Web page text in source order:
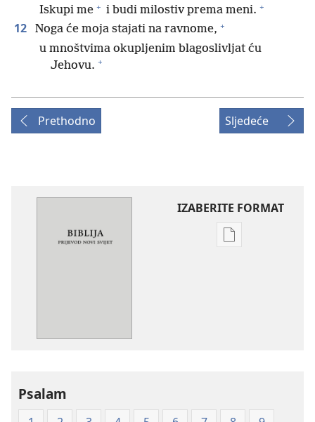
Iskupi me + i budi milostiv prema meni. +
12 Noga će moja stajati na ravnome, +
u mnoštvima okupljenim blagoslivljat ću
Jehovu. +
Prethodno Sljedeće
IZABERITE FORMAT
Postavke
korice)
Psalam